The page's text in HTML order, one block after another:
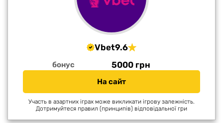
Vbet9.6
бонус 5000 грн
На сайт
Участь в азартних іграх може викликати ігрову залежність.
Дотримуйтеся правил (принципів) відповідальної гри